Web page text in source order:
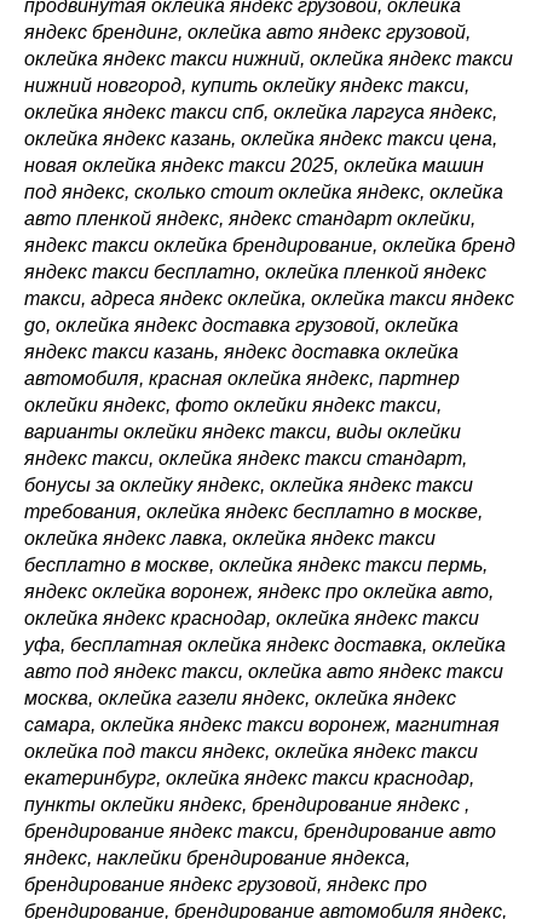
продвинутая оклейка яндекс грузовой, оклейка
яндекс брендинг, оклейка авто яндекс грузовой,
оклейка яндекс такси нижний, оклейка яндекс такси
нижний новгород, купить оклейку яндекс такси,
оклейка яндекс такси спб, оклейка ларгуса яндекс,
оклейка яндекс казань, оклейка яндекс такси цена,
новая оклейка яндекс такси 2025, оклейка машин
под яндекс, сколько стоит оклейка яндекс, оклейка
авто пленкой яндекс, яндекс стандарт оклейки,
яндекс такси оклейка брендирование, оклейка бренд
яндекс такси бесплатно, оклейка пленкой яндекс
такси, адреса яндекс оклейка, оклейка такси яндекс
go, оклейка яндекс доставка грузовой, оклейка
яндекс такси казань, яндекс доставка оклейка
автомобиля, красная оклейка яндекс, партнер
оклейки яндекс, фото оклейки яндекс такси,
варианты оклейки яндекс такси, виды оклейки
яндекс такси, оклейка яндекс такси стандарт,
бонусы за оклейку яндекс, оклейка яндекс такси
требования, оклейка яндекс бесплатно в москве,
оклейка яндекс лавка, оклейка яндекс такси
бесплатно в москве, оклейка яндекс такси пермь,
яндекс оклейка воронеж, яндекс про оклейка авто,
оклейка яндекс краснодар, оклейка яндекс такси
уфа, бесплатная оклейка яндекс доставка, оклейка
авто под яндекс такси, оклейка авто яндекс такси
москва, оклейка газели яндекс, оклейка яндекс
самара, оклейка яндекс такси воронеж, магнитная
оклейка под такси яндекс, оклейка яндекс такси
екатеринбург, оклейка яндекс такси краснодар,
пункты оклейки яндекс, брендирование яндекс ,
брендирование яндекс такси, брендирование авто
яндекс, наклейки брендирование яндекса,
брендирование яндекс грузовой, яндекс про
брендирование, брендирование автомобиля яндекс,